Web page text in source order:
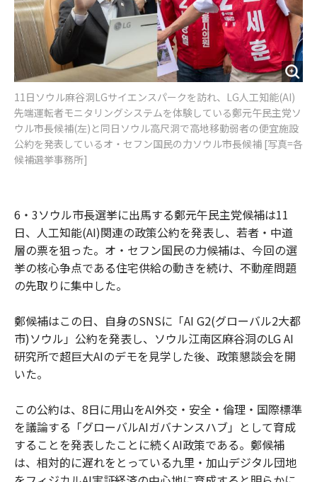
11日ソウル麻谷洞LGサイエンスパークを訪れ、LG人工知能(AI)
先端運転者モニタリングシステムを体験している鄭元午民主党ソ
ウル市長候補(左)と同日ソウル高尺洞で高地移動弱者の便宜施設
公約を発表しているオ・セフン国民の力ソウル市長候補 [写真=各
候補選挙事務所]
6・3ソウル市長選挙に出馬する鄭元午民主党候補は11
日、人工知能(AI)関連の政策公約を発表し、若者・中道
層の票を狙った。オ・セフン国民の力候補は、今回の選
挙の核心争点である住宅供給の動きを続け、不動産問題
の先取りに集中した。
鄭候補はこの日、自身のSNSに「AI G2(グローバル2大都
市)ソウル」公約を発表し、ソウル江南区麻谷洞のLG AI
研究所で超巨大AIのデモを見学した後、政策懇談会を開
いた。
この公約は、8日に用山をAI外交・安全・倫理・国際標準
を議論する「グローバルAIガバナンスハブ」として育成
することを発表したことに続くAI政策である。鄭候補
は、相対的に遅れをとっている九里・加山デジタル団地